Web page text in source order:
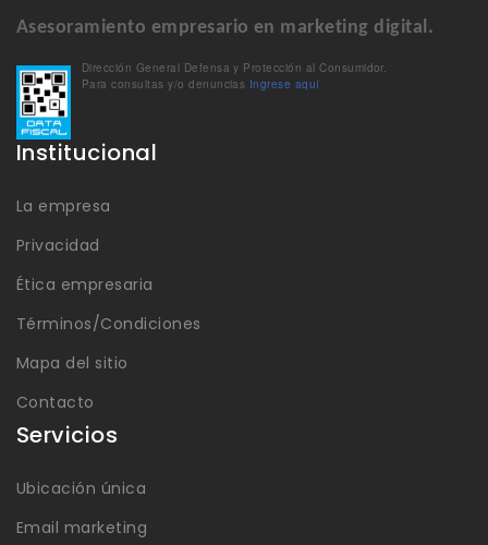
Asesoramiento empresario en marketing digital.
Dirección General Defensa y Protección al Consumidor.
Para consultas y/o denuncias Ingrese aquí
Institucional
La empresa
Privacidad
Ética empresaria
Términos/Condiciones
Mapa del sitio
Contacto
Servicios
Ubicación única
Email marketing